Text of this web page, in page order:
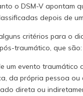
o DSM-V apontam
depois de
critérios para o
traumático, que são:
um evento traumático
da própria pessoa ou
direta ou